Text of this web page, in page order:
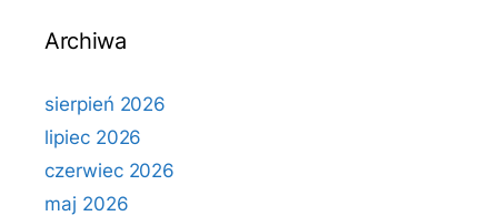
Archiwa
sierpień 2026
lipiec 2026
czerwiec 2026
maj 2026